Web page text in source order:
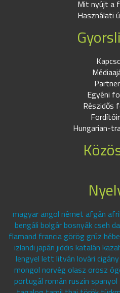
Mit nyújt a
Használati
Egyéni
Részidős
Hungarian-
magyar angol német afgán
bengáli bolgár bosnyák cseh
flamand francia görög grúz
izlandi japán jiddis katalán
lengyel lett litván lovári
mongol norvég olasz orosz
portugál román ruszin